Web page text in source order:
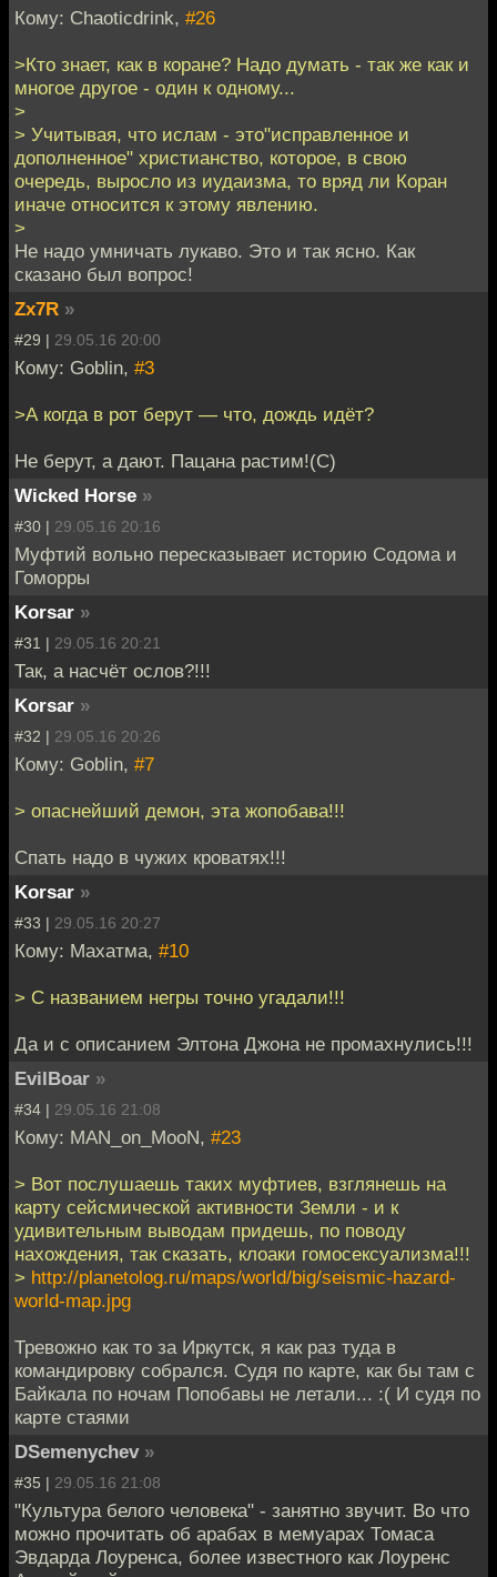
Кому: Chaoticdrink, #26
>Кто знает, как в коране? Надо думать - так же как и
многое другое - один к одному...
>
> Учитывая, что ислам - это"исправленное и
дополненное" христианство, которое, в свою
очередь, выросло из иудаизма, то вряд ли Коран
иначе относится к этому явлению.
>
Не надо умничать лукаво. Это и так ясно. Как
сказано был вопрос!
Zx7R »
#29 | 29.05.16 20:00
Кому: Goblin, #3
>А когда в рот берут — что, дождь идёт?
Не берут, а дают. Пацана растим!(С)
Wicked Horse »
#30 | 29.05.16 20:16
Муфтий вольно пересказывает историю Содома и
Гоморры
Korsar »
#31 | 29.05.16 20:21
Так, а насчёт ослов?!!!
Korsar »
#32 | 29.05.16 20:26
Кому: Goblin, #7
> опаснейший демон, эта жопобава!!!
Спать надо в чужих кроватях!!!
Korsar »
#33 | 29.05.16 20:27
Кому: Махатма, #10
> С названием негры точно угадали!!!
Да и с описанием Элтона Джона не промахнулись!!!
EvilBoar »
#34 | 29.05.16 21:08
Кому: MAN_on_MooN, #23
> Вот послушаешь таких муфтиев, взглянешь на
карту сейсмической активности Земли - и к
удивительным выводам придешь, по поводу
нахождения, так сказать, клоаки гомосексуализма!!!
> http://planetolog.ru/maps/world/big/seismic-hazard-
world-map.jpg
Тревожно как то за Иркутск, я как раз туда в
командировку собрался. Судя по карте, как бы там с
Байкала по ночам Попобавы не летали... :( И судя по
карте стаями
DSemenychev »
#35 | 29.05.16 21:08
"Культура белого человека" - занятно звучит. Во что
можно прочитать об арабах в мемуарах Томаса
Эвдарда Лоуренса, более известного как Лоуренс